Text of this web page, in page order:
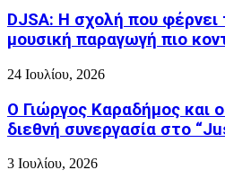
DJSA: Η σχολή που φέρνει
μουσική παραγωγή πιο
24 Ιουλίου, 2026
Ο Γιώργος Καραδήμος και
διεθνή συνεργασία στο
3 Ιουλίου, 2026